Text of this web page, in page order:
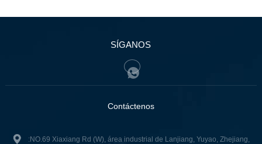
SÍGANOS
Contáctenos
:NO.69 Xiaxiang Rd (W), área industrial de Lanjiang, Yuyao, Zhejiang,